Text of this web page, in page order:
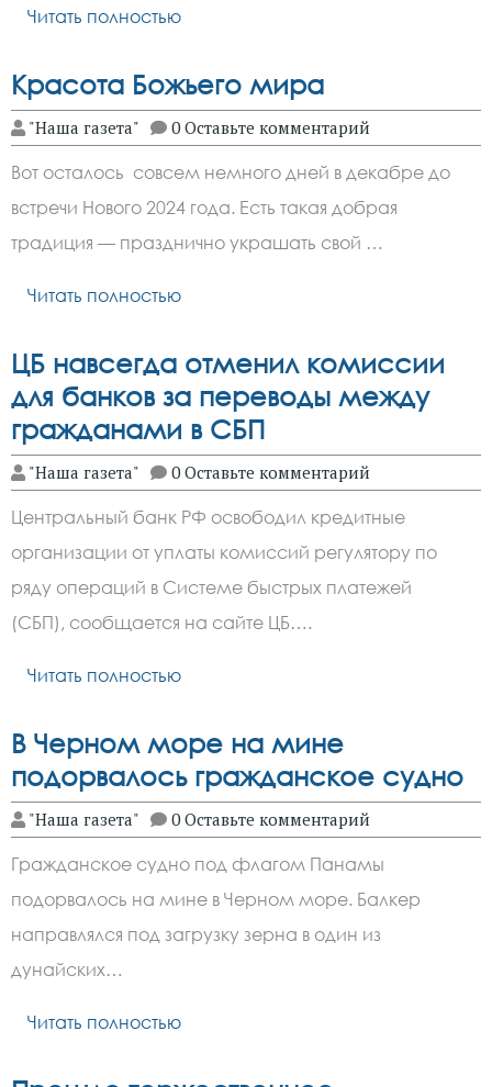
Читать полностью
Красота Божьего мира
"Наша газета" 0 Оставьте комментарий
Вот осталось совсем немного дней в декабре до
встречи Нового 2024 года. Есть такая добрая
традиция — празднично украшать свой …
Читать полностью
ЦБ навсегда отменил комиссии
для банков за переводы между
гражданами в СБП
"Наша газета" 0 Оставьте комментарий
Центральный банк РФ освободил кредитные
организации от уплаты комиссий регулятору по
ряду операций в Системе быстрых платежей
(СБП), сообщается на сайте ЦБ….
Читать полностью
В Черном море на мине
подорвалось гражданское судно
"Наша газета" 0 Оставьте комментарий
Гражданское судно под флагом Панамы
подорвалось на мине в Черном море. Балкер
направлялся под загрузку зерна в один из
дунайских…
Читать полностью